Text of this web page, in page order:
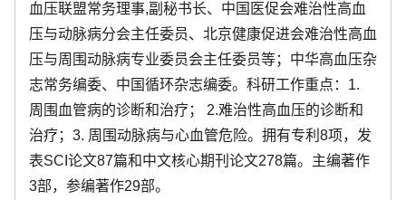
血压联盟常务理事,副秘书长、中国医促会难治性高血
压与动脉病分会主任委员、北京健康促进会难治性高血
压与周围动脉病专业委员会主任委员等；中华高血压杂
志常务编委、中国循环杂志编委。科研工作重点：1.
周围血管病的诊断和治疗； 2.难治性高血压的诊断和
治疗；3. 周围动脉病与心血管危险。拥有专利8项，发
表SCI论文87篇和中文核心期刊论文278篇。主编著作
3部，参编著作29部。